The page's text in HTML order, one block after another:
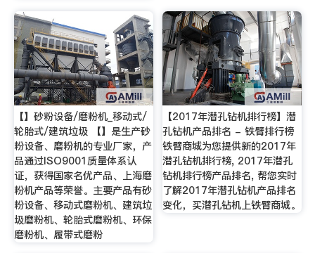
【】砂粉设备/磨粉机_移动式/
轮胎式/建筑垃圾 【】是生产砂
粉设备、磨粉机的专业厂家，产
品通过ISO9001质量体系认
证，获得国家名优产品、上海磨
粉机产品等荣誉。主要产品有砂
粉设备、移动式磨粉机、建筑垃
圾磨粉机、轮胎式磨粉机、环保
磨粉机、履带式磨粉
【2017年潜孔钻机排行榜】潜
孔钻机产品排名 - 铁臂排行榜
铁臂商城为您提供新的2017年
潜孔钻机排行榜, 2017年潜孔
钻机排行榜产品排名, 帮您实时
了解2017年潜孔钻机产品排名
变化，买潜孔钻机上铁臂商城。